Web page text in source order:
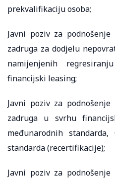
prekvalifikaciju osoba;
Javni poziv za
zadruga za dodjelu
namijenjenih
financijski leasing;
Javni poziv za
zadruga u svrhu
međunarodnih
standarda (recertifikacije);
Javni poziv za